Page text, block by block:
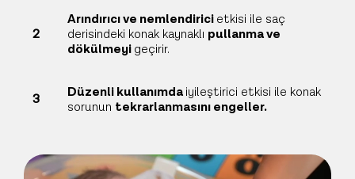
2
Arındırıcı ve nemlendiricietkisi ile saç
derisindeki konak kaynaklı pullanma ve
dökülmeyigeçirir.
3 Düzenli kullanımdaiyileştirici etkisi ile konak
sorunun tekrarlanmasını engeller.